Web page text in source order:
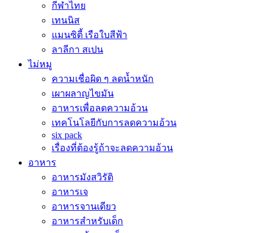
กีฬาไทย
เทนนิส
แมนซิตี้ เรือใบสีฟ้า
ลาลีกา สเปน
ไม่หมู
ความเชื่อผิด ๆ ลดน้ำหนัก
เผาผลาญไขมัน
อาหารเพื่อลดความอ้วน
เทคโนโลยีกับการลดความอ้วน
six pack
เรื่องที่ต้องรู้ถ้าจะลดความอ้วน
อาหาร
อาหารมังสวิรัติ
อาหารเจ
อาหารจานเดียว
อาหารสำหรับเด็ก